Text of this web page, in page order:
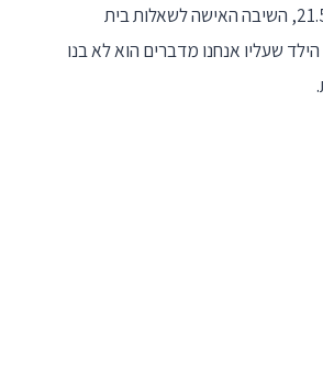
הילד בן חמש שנים – אז יזמה האישה את הפירוד. בישיבת קדם המשפט מיום 21.5.20, השיבה האישה לשאלות בית
שעליו אנחנו מדברים הוא לא בנו